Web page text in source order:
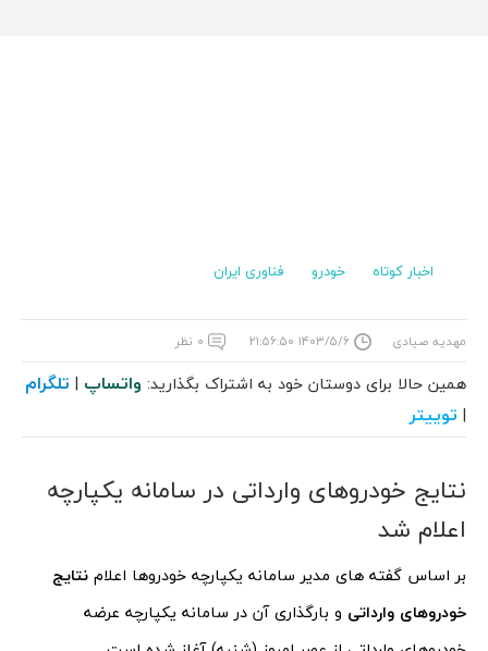
اخبار کوتاه خودرو فناوری ایران
مهدیه صیادی ۱۴۰۳/۵/۶ ۲۱:۵۶:۵۰ ۰ نظر
همین حالا برای دوستان خود به اشتراک بگذارید: واتساپ | تلگرام
| توییتر
نتایج خودروهای وارداتی در سامانه یکپارچه
اعلام شد
بر اساس گفته های مدیر سامانه یکپارچه خودروها اعلام نتایج
خودروهای وارداتی و بارگذاری آن در سامانه یکپارچه عرضه